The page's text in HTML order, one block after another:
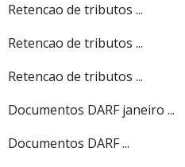
Retencao de tributos ...
Retencao de tributos ...
Retencao de tributos ...
Documentos DARF janeiro ...
Documentos DARF ...